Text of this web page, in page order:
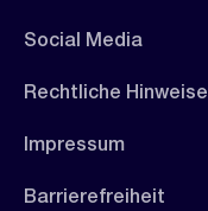
Social Media
Rechtliche Hinweise
Impressum
Barrierefreiheit